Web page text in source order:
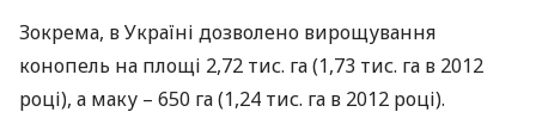
Зокрема, в Україні дозволено вирощування
конопель на площі 2,72 тис. га (1,73 тис. га в 2012
році), а маку – 650 га (1,24 тис. га в 2012 році).